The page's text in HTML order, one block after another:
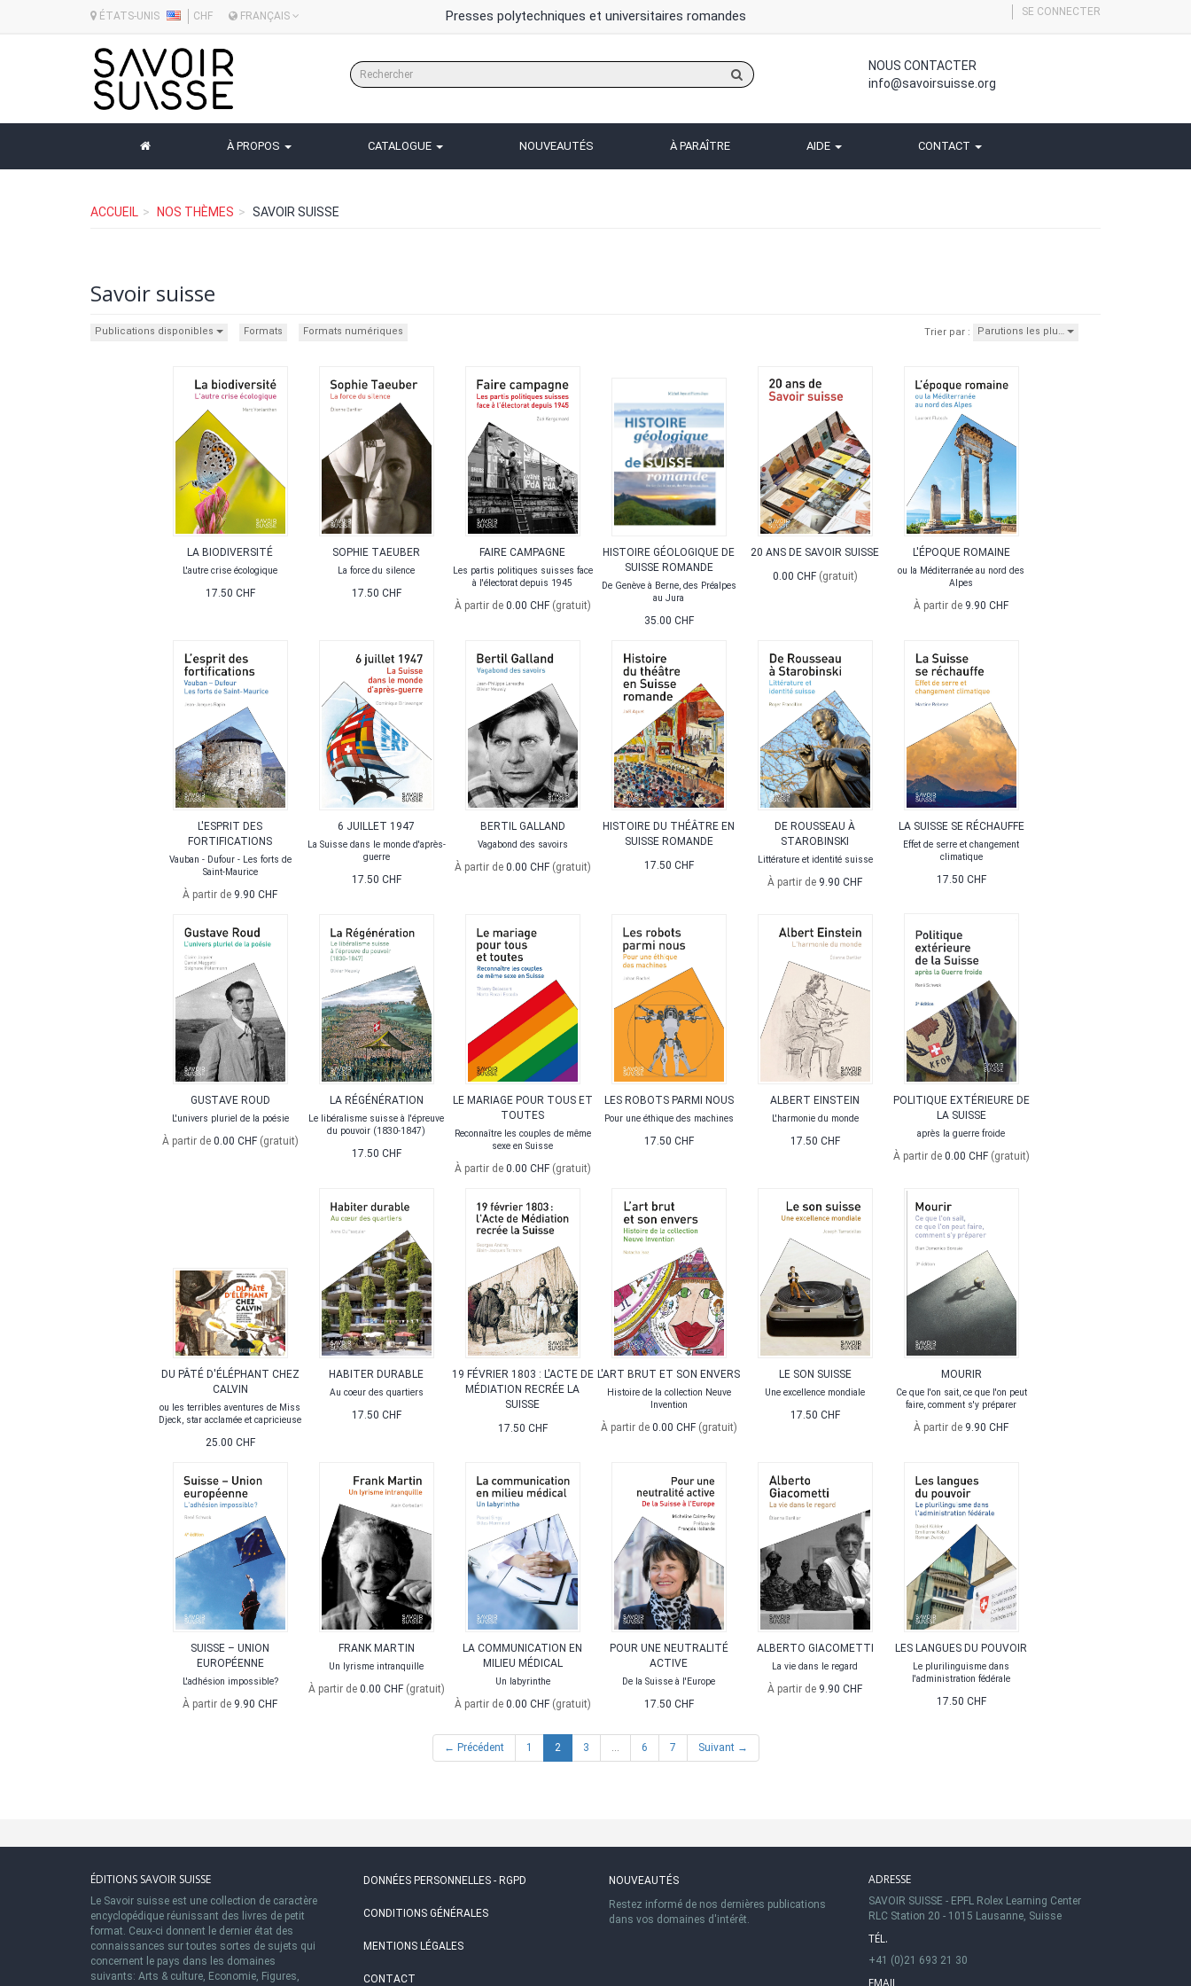
ÉTATS-UNIS CHF FRANÇAIS Presses polytechniques et universitaires romandes SE CONNECTER
sur
site
NOUS CONTACTER
info@savoirsuisse.org
À PROPOS CATALOGUE NOUVEAUTÉS À PARAÎTRE AIDE CONTACT
ACCUEIL NOS THÈMES SAVOIR SUISSE
Savoir suisse
Publications disponibles Formats Formats numériques Trier par : Parutions les plu…
LA BIODIVERSITÉ
L'autre crise écologique
17.50 CHF
SOPHIE TAEUBER
La force du silence
17.50 CHF
FAIRE CAMPAGNE
Les partis politiques suisses face
à l'électorat depuis 1945
À partir de 0.00 CHF (gratuit)
HISTOIRE GÉOLOGIQUE DE
SUISSE ROMANDE
De Genève à Berne, des Préalpes
au Jura
35.00 CHF
20 ANS DE SAVOIR SUISSE
0.00 CHF (gratuit)
L'ÉPOQUE ROMAINE
ou la Méditerranée au nord des
Alpes
À partir de 9.90 CHF
L'ESPRIT DES
FORTIFICATIONS
Vauban - Dufour - Les forts de
Saint-Maurice
À partir de 9.90 CHF
6 JUILLET 1947
La Suisse dans le monde d'après-
guerre
17.50 CHF
BERTIL GALLAND
Vagabond des savoirs
À partir de 0.00 CHF (gratuit)
HISTOIRE DU THÉÂTRE EN
SUISSE ROMANDE
17.50 CHF
DE ROUSSEAU À
STAROBINSKI
Littérature et identité suisse
À partir de 9.90 CHF
LA SUISSE SE RÉCHAUFFE
Effet de serre et changement
climatique
17.50 CHF
GUSTAVE ROUD
L'univers pluriel de la poésie
À partir de 0.00 CHF (gratuit)
LA RÉGÉNÉRATION
Le libéralisme suisse à l'épreuve
du pouvoir (1830-1847)
17.50 CHF
LE MARIAGE POUR TOUS ET
TOUTES
Reconnaître les couples de même
sexe en Suisse
À partir de 0.00 CHF (gratuit)
LES ROBOTS PARMI NOUS
Pour une éthique des machines
17.50 CHF
ALBERT EINSTEIN
L'harmonie du monde
17.50 CHF
POLITIQUE EXTÉRIEURE DE
LA SUISSE
après la guerre froide
À partir de 0.00 CHF (gratuit)
DU PÂTÉ D'ÉLÉPHANT CHEZ
CALVIN
ou les terribles aventures de Miss
Djeck, star acclamée et capricieuse
25.00 CHF
HABITER DURABLE
Au coeur des quartiers
17.50 CHF
19 FÉVRIER 1803 : L'ACTE DE
MÉDIATION RECRÉE LA
SUISSE
17.50 CHF
L'ART BRUT ET SON ENVERS
Histoire de la collection Neuve
Invention
À partir de 0.00 CHF (gratuit)
LE SON SUISSE
Une excellence mondiale
17.50 CHF
MOURIR
Ce que l'on sait, ce que l'on peut
faire, comment s'y préparer
À partir de 9.90 CHF
SUISSE – UNION
EUROPÉENNE
L'adhésion impossible?
À partir de 9.90 CHF
FRANK MARTIN
Un lyrisme intranquille
À partir de 0.00 CHF (gratuit)
LA COMMUNICATION EN
MILIEU MÉDICAL
Un labyrinthe
À partir de 0.00 CHF (gratuit)
POUR UNE NEUTRALITÉ
ACTIVE
De la Suisse à l'Europe
17.50 CHF
ALBERTO GIACOMETTI
La vie dans le regard
À partir de 9.90 CHF
LES LANGUES DU POUVOIR
Le plurilinguisme dans
l'administration fédérale
17.50 CHF
← Précédent 1 2(current)
3 … 6 7 Suivant →
ÉDITIONS SAVOIR SUISSE
Le Savoir suisse est une collection de caractère
encyclopédique réunissant des livres de petit
format. Ceux-ci donnent le dernier état des
connaissances sur toutes sortes de sujets qui
concernent le pays dans les domaines
suivants: Arts & culture, Economie, Figures,
DONNÉES PERSONNELLES - RGPD
CONDITIONS GÉNÉRALES
MENTIONS LÉGALES
CONTACT
NOUVEAUTÉS
Restez informé de nos dernières publications
dans vos domaines d'intérêt.
ADRESSE
SAVOIR SUISSE - EPFL Rolex Learning Center
RLC Station 20 - 1015 Lausanne, Suisse
TÉL.
+41 (0)21 693 21 30